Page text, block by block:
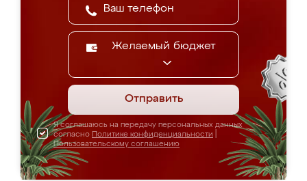
Желаемый бюджет
Отправить
Я соглашаюсь на передачу персональных данных
согласно Политике конфиденциальности
Пользовательскому соглашению